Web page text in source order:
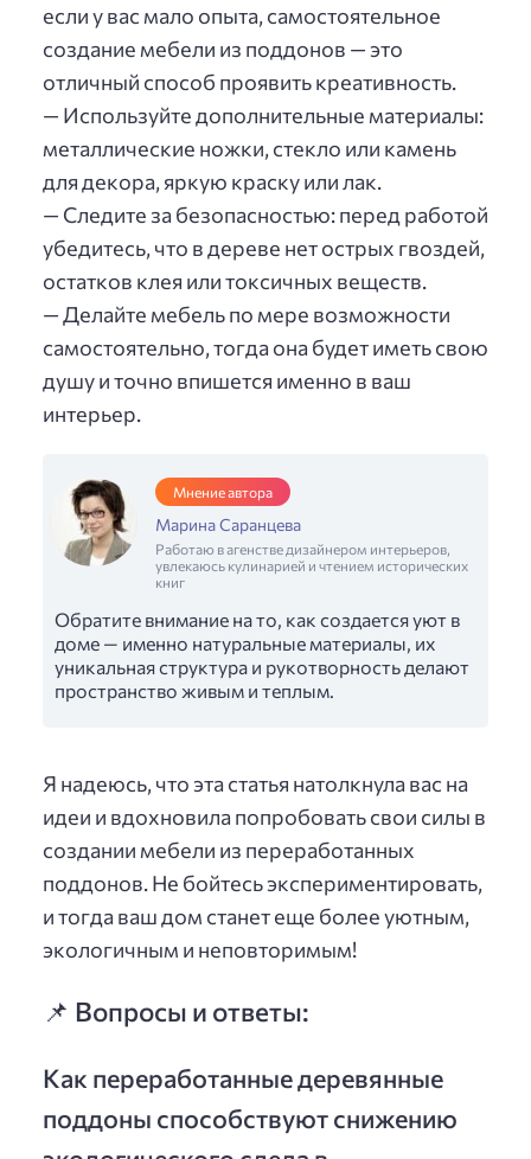
если у вас мало опыта, самостоятельное
создание мебели из поддонов — это
отличный способ проявить креативность.
— Используйте дополнительные материалы:
металлические ножки, стекло или камень
для декора, яркую краску или лак.
— Следите за безопасностью: перед работой
убедитесь, что в дереве нет острых гвоздей,
остатков клея или токсичных веществ.
— Делайте мебель по мере возможности
самостоятельно, тогда она будет иметь свою
душу и точно впишется именно в ваш
интерьер.
Мнение автора
Марина Саранцева
Работаю в агенстве дизайнером интерьеров,
увлекаюсь кулинарией и чтением исторических
книг
Обратите внимание на то, как создается уют в
доме — именно натуральные материалы, их
уникальная структура и рукотворность делают
пространство живым и теплым.
Я надеюсь, что эта статья натолкнула вас на
идеи и вдохновила попробовать свои силы в
создании мебели из переработанных
поддонов. Не бойтесь экспериментировать,
и тогда ваш дом станет еще более уютным,
экологичным и неповторимым!
📌 Вопросы и ответы:
Как переработанные деревянные
поддоны способствуют снижению